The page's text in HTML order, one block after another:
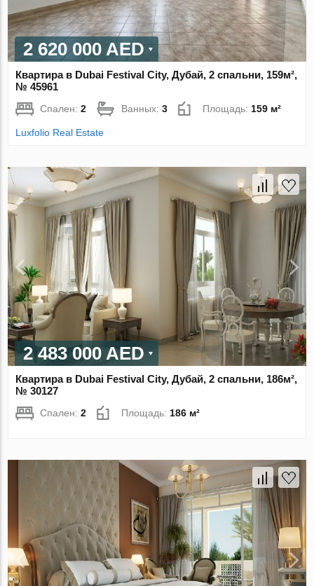
2 620 000 AED
Квартира в Dubai Festival City, Дубай, 2 спальни, 159м²,
№ 45961
Спален:2 Ванных:3 Площадь:159 м²
Luxfolio Real Estate
2 483 000 AED
Квартира в Dubai Festival City, Дубай, 2 спальни, 186м²,
№ 30127
Спален:2 Площадь: 186 м²